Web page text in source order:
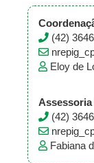
(42)
Eloy de
Assessoria
(42)
Fabiana